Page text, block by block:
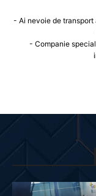
- Ai nevoie de transport
- Companie